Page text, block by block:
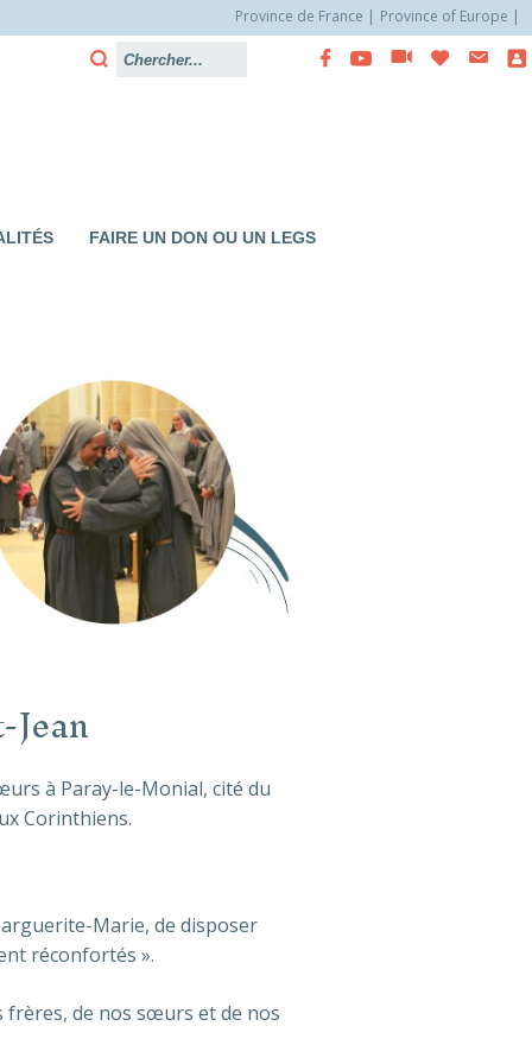
Province de France Province of Europe
FAIRE UN DON OU UN LEGS
à Paray-le-Monial, cité du
Corinthiens.
Marie, de disposer
réconfortés ».
frères, de nos sœurs et de nos